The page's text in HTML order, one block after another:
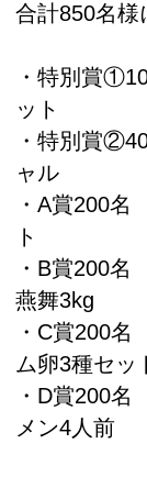
合計850名様
・特別賞
ット
・特別賞
ャル
・A賞200
ト
・B賞200
燕舞3kg
・C賞200
ム卵3種セッ
・D賞200
メン4人前